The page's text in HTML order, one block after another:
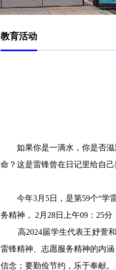
教育活动
如果你是一滴水，你是否
命？这是雷锋曾在日记里给自己
今年3月5日，是第59个“学
务精神， 2月28日上午09：25
高2024届学生代表王妤萱
雷锋精神、志愿服务精神的内
信念；要勤俭节约，乐于奉献。